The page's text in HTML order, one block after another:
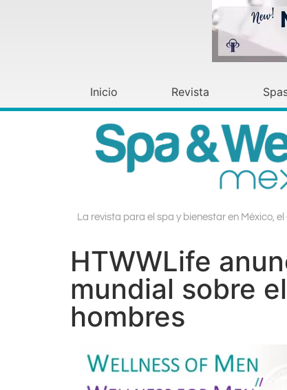
Inicio Revista
La revista para el spa y bienestar en México,
HTWWLife
mundial sobre
hombres